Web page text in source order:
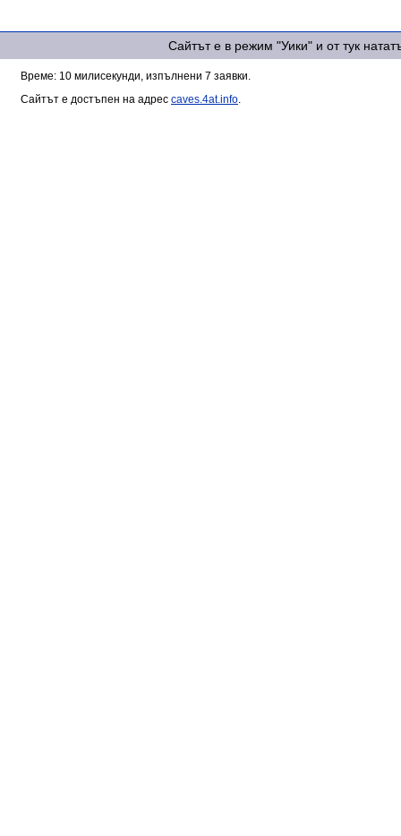
Сайтът е в режим "Уики" и от тук
Време: 10 милисекунди, изпълнени 7 заявки.
Сайтът е достъпен на адрес caves.4at.info.